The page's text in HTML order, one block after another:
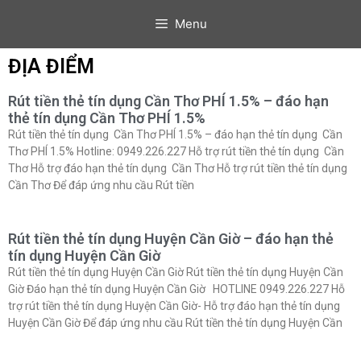
Menu
ĐỊA ĐIỂM
Rút tiền thẻ tín dụng Cần Thơ PHÍ 1.5% – đáo hạn
thẻ tín dụng Cần Thơ PHÍ 1.5%
Rút tiền thẻ tín dụng Cần Thơ PHÍ 1.5% – đáo hạn thẻ tín dụng Cần
Thơ PHÍ 1.5% Hotline: 0949.226.227 Hỗ trợ rút tiền thẻ tín dụng Cần
Thơ Hỗ trợ đáo hạn thẻ tín dụng Cần Thơ Hỗ trợ rút tiền thẻ tín dụng
Cần Thơ Để đáp ứng nhu cầu Rút tiền
Rút tiền thẻ tín dụng Huyện Cần Giờ – đáo hạn thẻ
tín dụng Huyện Cần Giờ
Rút tiền thẻ tín dụng Huyện Cần Giờ Rút tiền thẻ tín dụng Huyện Cần
Giờ Đáo hạn thẻ tín dụng Huyện Cần Giờ HOTLINE 0949.226.227 Hỗ
trợ rút tiền thẻ tín dụng Huyện Cần Giờ- Hỗ trợ đáo hạn thẻ tín dụng
Huyện Cần Giờ Để đáp ứng nhu cầu Rút tiền thẻ tín dụng Huyện Cần